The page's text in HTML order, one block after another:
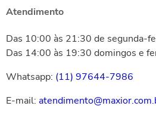
Atendimento
Das 10:00 às 21:30 de segunda-
Das 14:00 às 19:30 domingos e
Whatsapp: (11) 97644-7986
E-mail: